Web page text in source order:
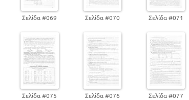
Σελίδα #069 Σελίδα #070 Σελίδα #071
Σελίδα #075 Σελίδα #076 Σελίδα #077